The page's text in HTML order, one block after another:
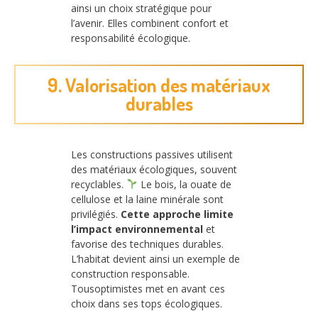
ainsi un choix stratégique pour
l’avenir. Elles combinent confort et
responsabilité écologique.
9. Valorisation des matériaux
durables
Les constructions passives utilisent
des matériaux écologiques, souvent
recyclables.
Le bois, la ouate de
cellulose et la laine minérale sont
privilégiés. Cette approche limite
l’impact environnemental et
favorise des techniques durables.
L’habitat devient ainsi un exemple de
construction responsable.
Tousoptimistes met en avant ces
choix dans ses tops écologiques.